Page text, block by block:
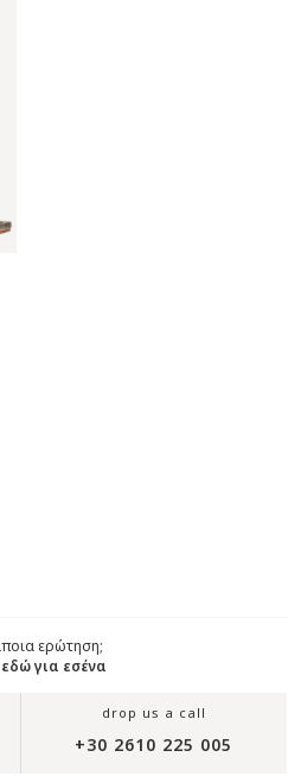
ερώτηση;
για εσένα
drop us a call
+30 2610 225 005